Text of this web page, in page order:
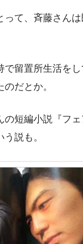
って、斉藤さん
で留置所生活を
だとか。
の短編小説『フ
説も。